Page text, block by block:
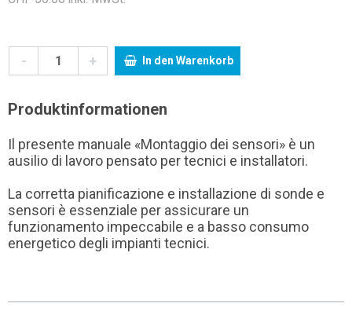
- + In den Warenkorb
Produktinformationen
Il presente manuale «Montaggio dei sensori» è un
ausilio di lavoro pensato per tecnici e installatori.
La corretta pianificazione e installazione di sonde e
sensori è essenziale per assicurare un
funzionamento impeccabile e a basso consumo
energetico degli impianti tecnici.